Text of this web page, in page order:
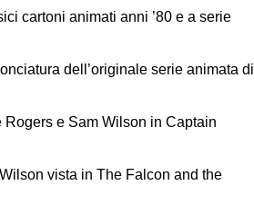
cartoni animati anni ’80 e a serie
dell’originale serie animata di
Rogers e Sam Wilson in Captain
vista in The Falcon and the